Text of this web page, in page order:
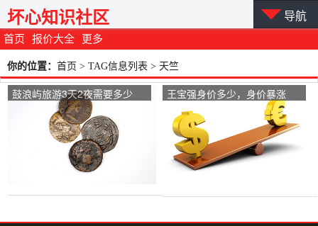
首页 报价大全 更多
坏心知识社区 导航
你的位置： 首页 > TAG信息列表 > 天竺
鼓浪屿旅游3天2夜需要多少
王宝强身价多少，身价暴涨
300倍究竟有多少钱？